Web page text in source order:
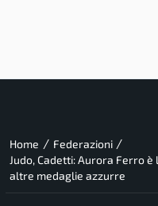
Home / Federazioni /
Judo, Cadetti: Aurora Ferro
altre medaglie azzurre